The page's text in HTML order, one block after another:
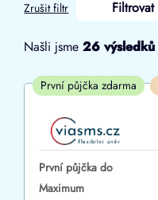
Zrušit filtr Filtrovat
Od
První půjčka zdarma
–
Našli jsme26 výsledků
První půjčka zdarma
První půjčka do
Maximum